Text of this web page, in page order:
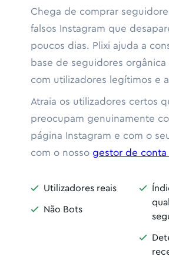
Chega de comprar
falsos Instagram que
poucos dias. Plixi ajuda a
base de seguidores orgânica
com utilizadores legítimos e
Atraia os utilizadores certos
preocupam genuinamente
página Instagram e com o
com o nosso gestor de
 Utilizadores reais
 Não Bots

